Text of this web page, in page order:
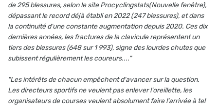
de 295 blessures, selon le site Procyclingstats(Nouvelle fenêtre),
dépassant le record déjà établi en 2022 (247 blessures), et dans
la continuité d'une constante augmentation depuis 2020. Ces dix
dernières années, les fractures de la clavicule représentent un
tiers des blessures (648 sur 1 993), signe des lourdes chutes que
subissent régulièrement les coureurs...."
"Les intérêts de chacun empêchent d'avancer sur la question.
Les directeurs sportifs ne veulent pas enlever l'oreillette, les
organisateurs de courses veulent absolument faire l'arrivée à tel